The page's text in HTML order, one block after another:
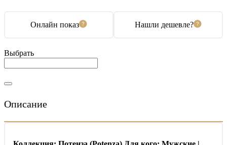
Онлайн показ Нашли дешевле?
Выбрать
Описание